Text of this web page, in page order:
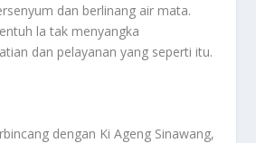
dan berlinang air mata.
la tak menyangka
dan pelayanan yang seperti itu.
dengan Ki Ageng Sinawang,